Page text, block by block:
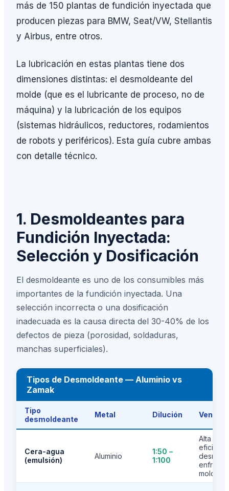
más de 150 plantas de fundición inyectada que
producen piezas para BMW, Seat/VW, Stellantis
y Airbus, entre otros.
La lubricación en estas plantas tiene dos
dimensiones distintas: el desmoldeante del
molde (que es el lubricante de proceso, no de
máquina) y la lubricación de los equipos
(sistemas hidráulicos, reductores, rodamientos
de robots y periféricos). Esta guía cubre ambas
con detalle técnico.
1. Desmoldeantes para
Fundición Inyectada:
Selección y Dosificación
El desmoldeante es uno de los consumibles más
importantes de la fundición inyectada. Una
selección incorrecta o una dosificación
inadecuada es la causa directa del 30-40% de los
defectos de pieza (porosidad, soldaduras,
manchas superficiales).
Tipos de Desmoldeante — Aluminio vs
Zamak
Tipo
desmoldeante
Metal Dilución Ventaja
Cera-agua
(emulsión)
Aluminio
1:50 –
1:100
Alta
molde